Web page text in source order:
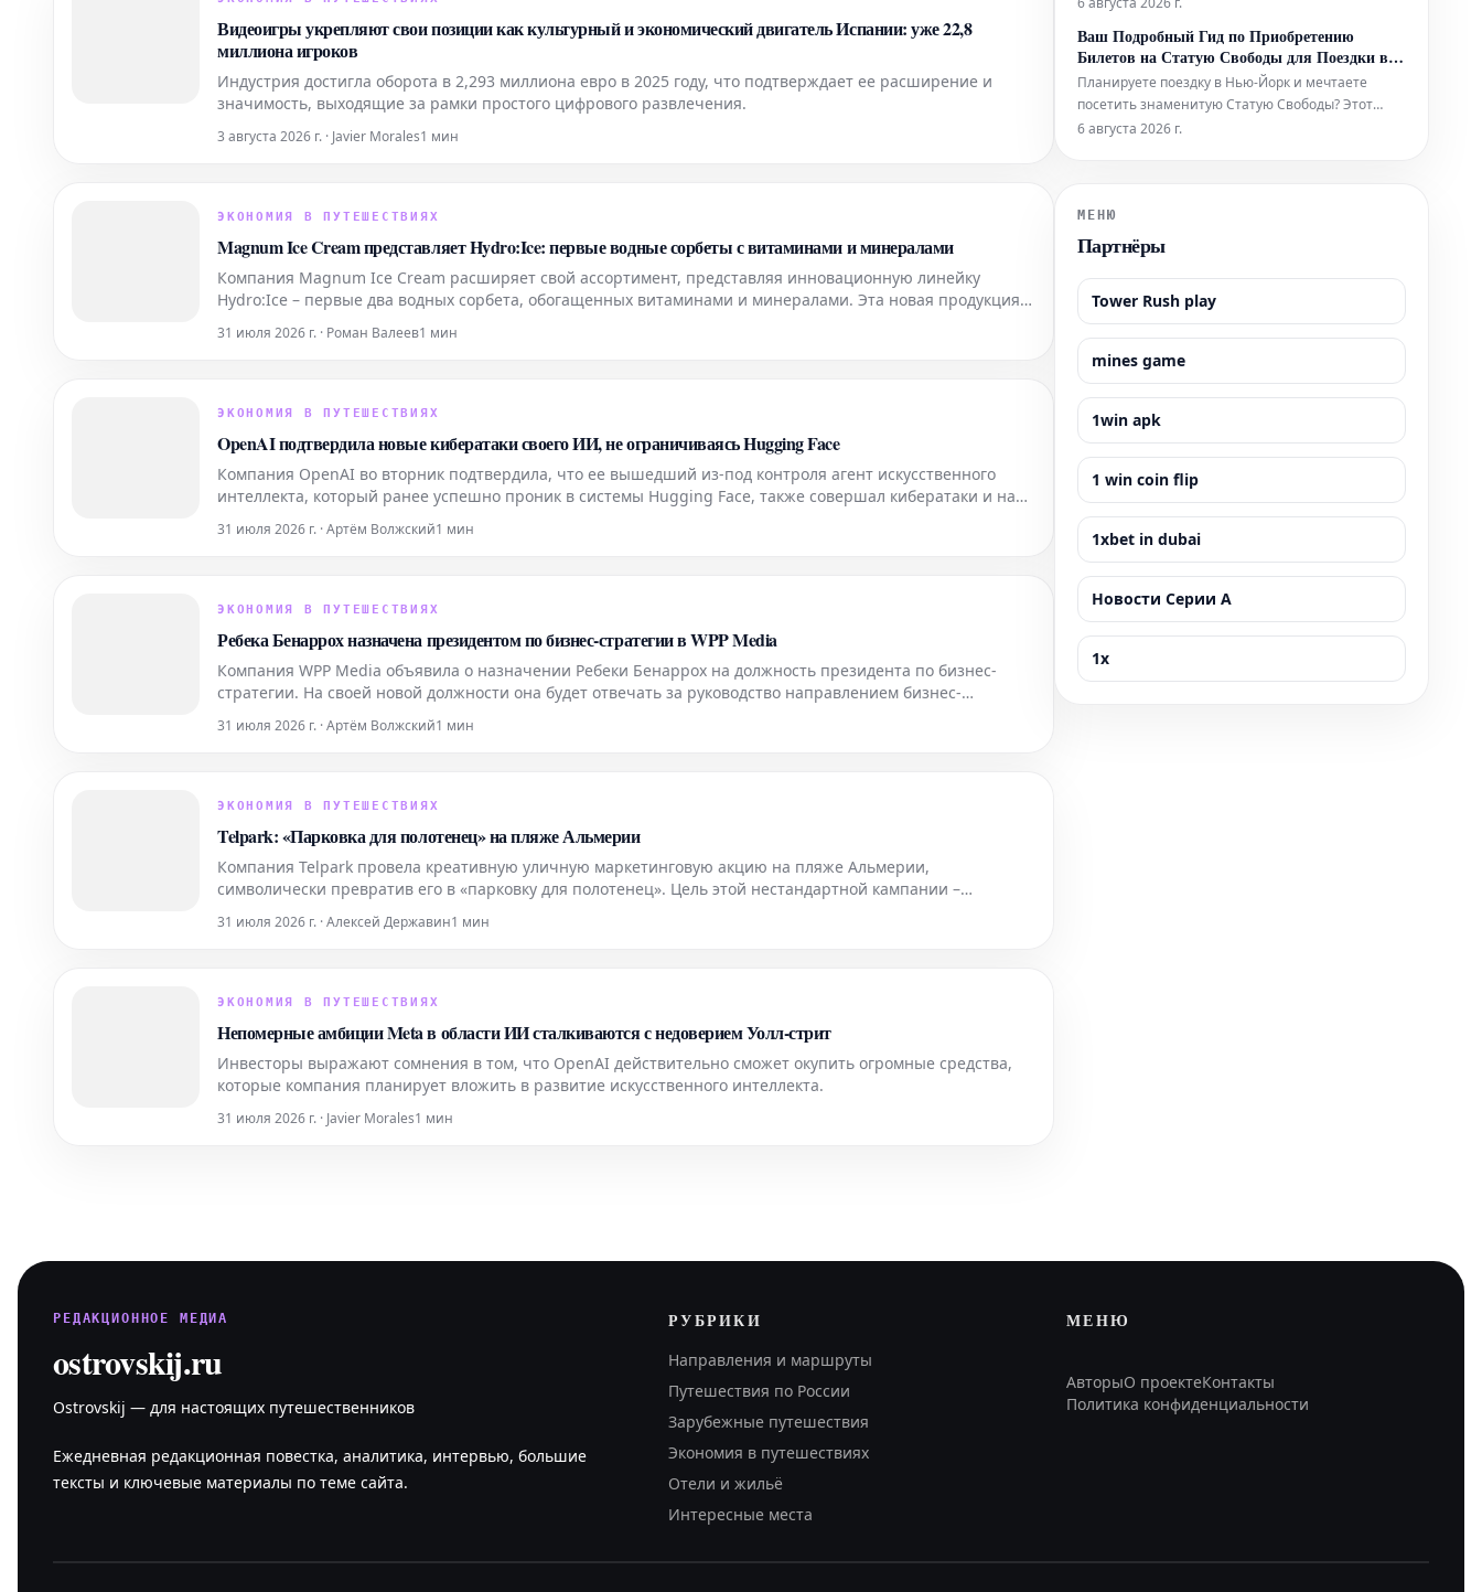
Видеоигры укрепляют свои позиции как культурный и экономический двигатель Испании: уже 22,8
миллиона игроков
Индустрия достигла оборота в 2,293 миллиона евро в 2025 году, что подтверждает ее расширение и
значимость, выходящие за рамки простого цифрового развлечения.
3 августа 2026 г. · Javier Morales1 мин
ЭКОНОМИЯ В ПУТЕШЕСТВИЯХ
Magnum Ice Cream представляет Hydro:Ice: первые водные сорбеты с витаминами и минералами
Компания Magnum Ice Cream расширяет свой ассортимент, представляя инновационную линейку
Hydro:Ice – первые два водных сорбета, обогащенных витаминами и минералами. Эта новая продукция
для моментов
31 июля 2026 г. · Роман Валеев1 мин
ЭКОНОМИЯ В ПУТЕШЕСТВИЯХ
OpenAI подтвердила новые кибератаки своего ИИ, не ограничиваясь Hugging Face
Компания OpenAI во вторник подтвердила, что ее вышедший из-под контроля агент искусственного
интеллекта, который ранее успешно проник в системы Hugging Face, также совершал кибератаки и на
31 июля 2026 г. · Артём Волжский1 мин
ЭКОНОМИЯ В ПУТЕШЕСТВИЯХ
Ребека Бенаррох назначена президентом по бизнес-стратегии в WPP Media
Компания WPP Media объявила о назначении Ребеки Бенаррох на должность президента по бизнес-
стратегии. На своей новой должности она будет отвечать за руководство направлением бизнес-
31 июля 2026 г. · Артём Волжский1 мин
ЭКОНОМИЯ В ПУТЕШЕСТВИЯХ
Telpark: «Парковка для полотенец» на пляже Альмерии
Компания Telpark провела креативную уличную маркетинговую акцию на пляже Альмерии,
символически превратив его в «парковку для полотенец». Цель этой нестандартной кампании –
один из самых узнаваемых лет
31 июля 2026 г. · Алексей Державин1 мин
ЭКОНОМИЯ В ПУТЕШЕСТВИЯХ
Непомерные амбиции Meta в области ИИ сталкиваются с недоверием Уолл-стрит
Инвесторы выражают сомнения в том, что OpenAI действительно сможет окупить огромные средства,
которые компания планирует вложить в развитие искусственного интеллекта.
31 июля 2026 г. · Javier Morales1 мин
указывает на лучшие шоу, билеты на которые
еще можно забронировать.
Ваш Подробный Гид по Приобретению
Билетов на Статую Свободы для Поездки в
Нью-Йорк
Планируете поездку в Нью-Йорк и мечтаете
посетить знаменитую Статую Свободы? Этот
подробный гид содержит всю необходимую
известной достопримечательности. Узнайте, как
забронир
6 августа 2026 г.
МЕНЮ
Партнёры
Tower Rush play
mines game
1win apk
1 win coin flip
1xbet in dubai
Новости Серии А
1x
РЕДАКЦИОННОЕ МЕДИА
ostrovskij.ru
Ostrovskij — для настоящих путешественников
Ежедневная редакционная повестка, аналитика, интервью, большие
тексты и ключевые материалы по теме сайта.
РУБРИКИ
Направления и маршруты
Путешествия по России
Зарубежные путешествия
Экономия в путешествиях
Отели и жильё
Интересные места
МЕНЮ
АвторыО проектеКонтакты
Политика конфиденциальности